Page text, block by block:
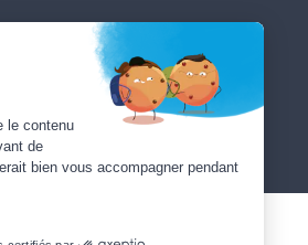
le contenu
de
bien vous accompagner pendant